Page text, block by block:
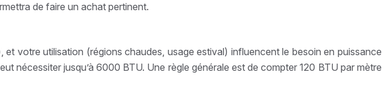
de faire un achat pertinent.
votre utilisation (régions chaudes, usage estival) influencent le besoin en puissance
nécessiter jusqu’à 6000 BTU. Une règle générale est de compter 120 BTU par mètre